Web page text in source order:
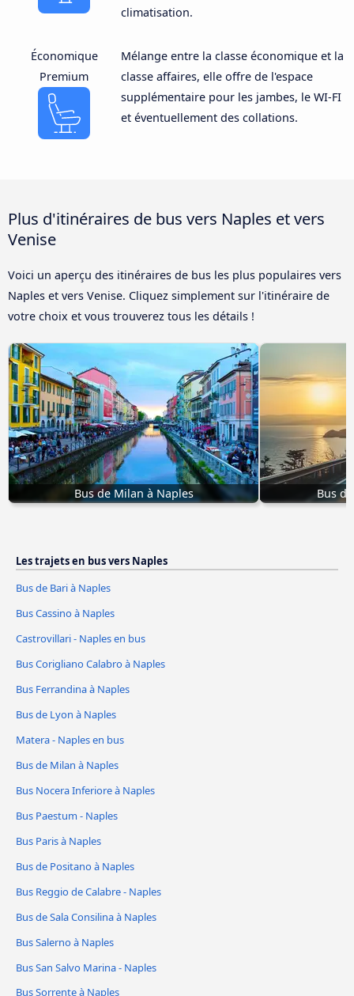
climatisation.
Économique
Premium
Mélange entre la classe économique et la
classe affaires, elle offre de l'espace
supplémentaire pour les jambes, le WI-FI
et éventuellement des collations.
Plus d'itinéraires de bus vers Naples et vers
Venise
Voici un aperçu des itinéraires de bus les plus populaires vers
Naples et vers Venise. Cliquez simplement sur l'itinéraire de
votre choix et vous trouverez tous les détails !
Bus de Milan à Naples Bus
Les trajets en bus vers Naples
Bus de Bari à Naples
Bus Cassino à Naples
Castrovillari - Naples en bus
Bus Corigliano Calabro à Naples
Bus Ferrandina à Naples
Bus de Lyon à Naples
Matera - Naples en bus
Bus de Milan à Naples
Bus Nocera Inferiore à Naples
Bus Paestum - Naples
Bus Paris à Naples
Bus de Positano à Naples
Bus Reggio de Calabre - Naples
Bus de Sala Consilina à Naples
Bus Salerno à Naples
Bus San Salvo Marina - Naples
Bus Sorrente à Naples